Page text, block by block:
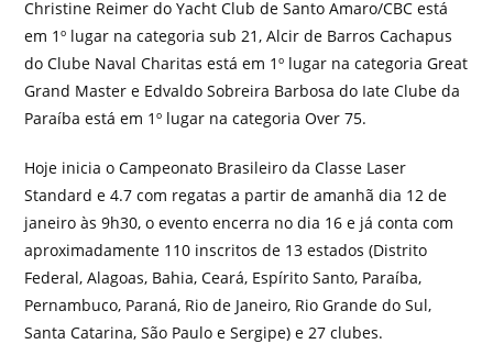
Christine Reimer do Yacht Club de Santo Amaro/CBC está
em 1º lugar na categoria sub 21, Alcir de Barros Cachapus
do Clube Naval Charitas está em 1º lugar na categoria Great
Grand Master e Edvaldo Sobreira Barbosa do Iate Clube da
Paraíba está em 1º lugar na categoria Over 75.
Hoje inicia o Campeonato Brasileiro da Classe Laser
Standard e 4.7 com regatas a partir de amanhã dia 12 de
janeiro às 9h30, o evento encerra no dia 16 e já conta com
aproximadamente 110 inscritos de 13 estados (Distrito
Federal, Alagoas, Bahia, Ceará, Espírito Santo, Paraíba,
Pernambuco, Paraná, Rio de Janeiro, Rio Grande do Sul,
Santa Catarina, São Paulo e Sergipe) e 27 clubes.